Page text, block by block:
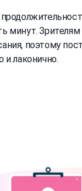
минут.
поэтому
и лаконично.